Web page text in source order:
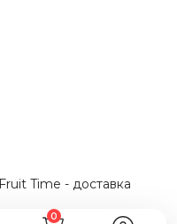
Time - доставка
0